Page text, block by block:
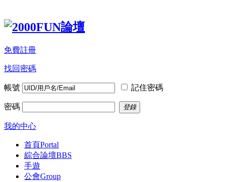
免費註冊
找回密碼
帳號 記住密碼
密碼 登錄
我的中心
首頁Portal
綜合論壇BBS
手遊
公會Group